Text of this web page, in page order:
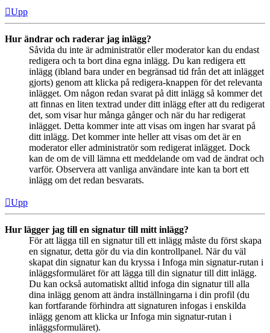
Upp
Hur ändrar och raderar jag inlägg?
Såvida du inte är administratör eller moderator kan du endast
redigera och ta bort dina egna inlägg. Du kan redigera ett
inlägg (ibland bara under en begränsad tid från det att inlägget
gjorts) genom att klicka på redigera-knappen för det relevanta
inlägget. Om någon redan svarat på ditt inlägg så kommer det
att finnas en liten textrad under ditt inlägg efter att du redigerat
det, som visar hur många gånger och när du har redigerat
inlägget. Detta kommer inte att visas om ingen har svarat på
ditt inlägg. Det kommer inte heller att visas om det är en
moderator eller administratör som redigerat inlägget. Dock
kan de om de vill lämna ett meddelande om vad de ändrat och
varför. Observera att vanliga användare inte kan ta bort ett
inlägg om det redan besvarats.
Upp
Hur lägger jag till en signatur till mitt inlägg?
För att lägga till en signatur till ett inlägg måste du först skapa
en signatur, detta gör du via din kontrollpanel. När du väl
skapat din signatur kan du kryssa i Infoga min signatur-rutan i
inläggsformuläret för att lägga till din signatur till ditt inlägg.
Du kan också automatiskt alltid infoga din signatur till alla
dina inlägg genom att ändra inställningarna i din profil (du
kan fortfarande förhindra att signaturen infogas i enskilda
inlägg genom att klicka ur Infoga min signatur-rutan i
inläggsformuläret).